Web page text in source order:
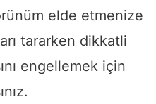
elde etmenize
tararken dikkatli
engellemek için